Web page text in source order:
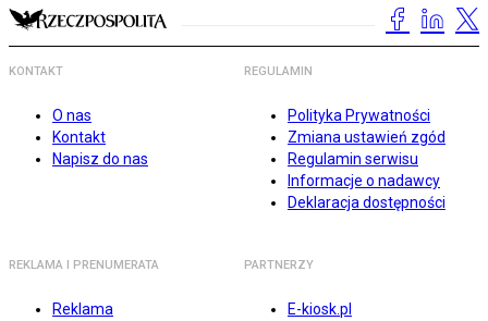
KONTAKT
O nas
Kontakt
Napisz do nas
REGULAMIN
Polityka Prywatności
Zmiana ustawień zgód
Regulamin serwisu
Informacje o nadawcy
Deklaracja dostępności
REKLAMA I PRENUMERATA
Reklama
PARTNERZY
E-kiosk.pl